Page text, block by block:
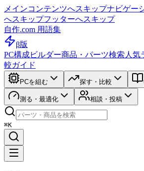
メインコンテンツへスキップナビゲー
へスキップフッターへスキップ
自作.com 用語集
β版
PC構成ビルダー商品・パーツ検索 人気
較ガイド
PCを組む 探す・比較
測る・最適化 相談・投稿
⌘K